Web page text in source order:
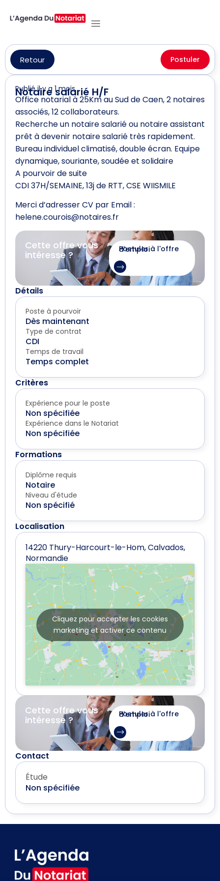
Retour Postuler
Notaire salarié H/F
Publié il y a 1 mois
Office notarial à 25Km au Sud de Caen, 2 notaires
associés, 12 collaborateurs.
Recherche un notaire salarié ou notaire assistant
prêt à devenir notaire salarié très rapidement.
Bureau individuel climatisé, double écran. Equipe
dynamique, souriante, soudée et solidaire
A pourvoir de suite
CDI 37H/SEMAINE, 13j de RTT, CSE WIISMILE
Merci d’adresser CV par Email :
helene.courois@notaires.fr
Cette offre vous
intéresse ?
Postuler à l'offre d'emploi
Détails
Poste à pourvoir
Dès maintenant
Type de contrat
CDI
Temps de travail
Temps complet
Critères
Expérience pour le poste
Non spécifiée
Expérience dans le Notariat
Non spécifiée
Formations
Diplôme requis
Notaire
Niveau d'étude
Non spécifié
Localisation
14220 Thury-Harcourt-le-Hom, Calvados,
Normandie
Cliquez pour accepter les cookies
marketing et activer ce contenu
Cette offre vous
intéresse ?
Postuler à l'offre d'emploi
Contact
Étude
Non spécifiée